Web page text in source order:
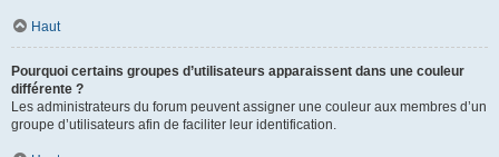
Haut
Pourquoi certains groupes d’utilisateurs apparaissent dans une couleur
différente ?
Les administrateurs du forum peuvent assigner une couleur aux membres d’un
groupe d’utilisateurs afin de faciliter leur identification.